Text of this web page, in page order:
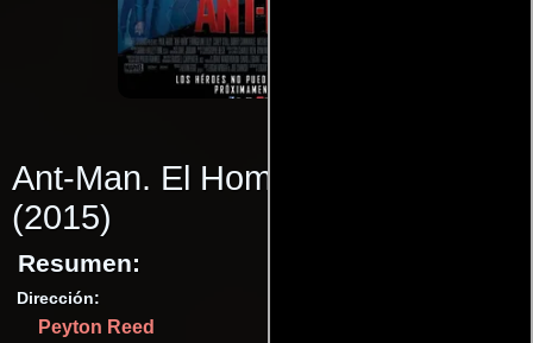
Ant-Man. El Hombre Hormiga
(2015)
Resumen:
Dirección:
Peyton Reed